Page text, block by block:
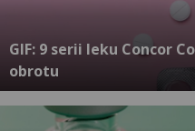
GIF: 9 serii leku Concor
obrotu